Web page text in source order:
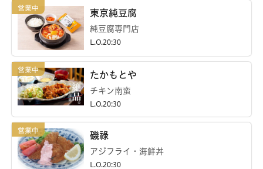
東京純豆腐
純豆腐専門店
L.O.20:30
たかもとや
チキン南蛮
L.O.20:30
磯祿
アジフライ・海鮮丼
L.O.20:30